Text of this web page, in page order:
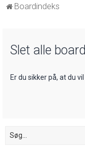
Boardindeks
Slet alle
Er du sikker på, at du